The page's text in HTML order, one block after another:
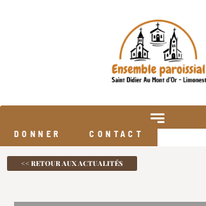
DONNER CONTACT
<< RETOUR AUX ACTUALITÉS